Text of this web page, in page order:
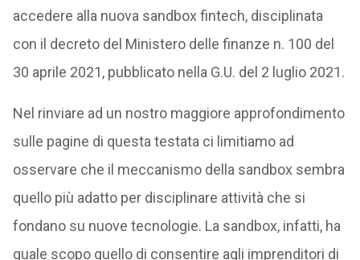
accedere alla nuova sandbox fintech, disciplinata
con il decreto del Ministero delle finanze n. 100 del
30 aprile 2021, pubblicato nella G.U. del 2 luglio 2021.
Nel rinviare ad un nostro maggiore approfondimento
sulle pagine di questa testata ci limitiamo ad
osservare che il meccanismo della sandbox sembra
quello più adatto per disciplinare attività che si
fondano su nuove tecnologie. La sandbox, infatti, ha
quale scopo quello di consentire agli imprenditori di